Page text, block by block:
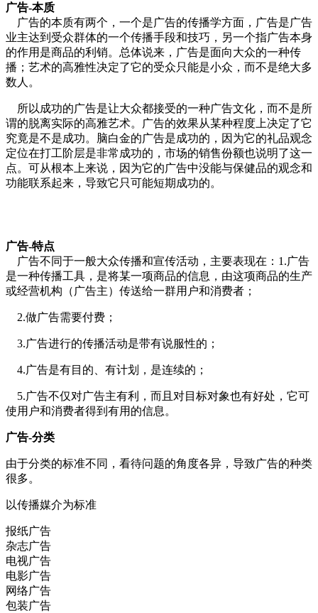
广告-本质
广告的本质有两个，一个是广告的传播学方面，广告是广告
业主达到受众群体的一个传播手段和技巧，另一个指广告本身
的作用是商品的利销。总体说来，广告是面向大众的一种传
播；艺术的高雅性决定了它的受众只能是小众，而不是绝大多
数人。
所以成功的广告是让大众都接受的一种广告文化，而不是所
谓的脱离实际的高雅艺术。广告的效果从某种程度上决定了它
究竟是不是成功。脑白金的广告是成功的，因为它的礼品观念
定位在打工阶层是非常成功的，市场的销售份额也说明了这一
点。可从根本上来说，因为它的广告中没能与保健品的观念和
功能联系起来，导致它只可能短期成功的。
广告-特点
广告不同于一般大众传播和宣传活动，主要表现在：1.广告
是一种传播工具，是将某一项商品的信息，由这项商品的生产
或经营机构（广告主）传送给一群用户和消费者；
2.做广告需要付费；
3.广告进行的传播活动是带有说服性的；
4.广告是有目的、有计划，是连续的；
5.广告不仅对广告主有利，而且对目标对象也有好处，它可
使用户和消费者得到有用的信息。
广告-分类
由于分类的标准不同，看待问题的角度各异，导致广告的种类
很多。
以传播媒介为标准
报纸广告
杂志广告
电视广告
电影广告
网络广告
包装广告